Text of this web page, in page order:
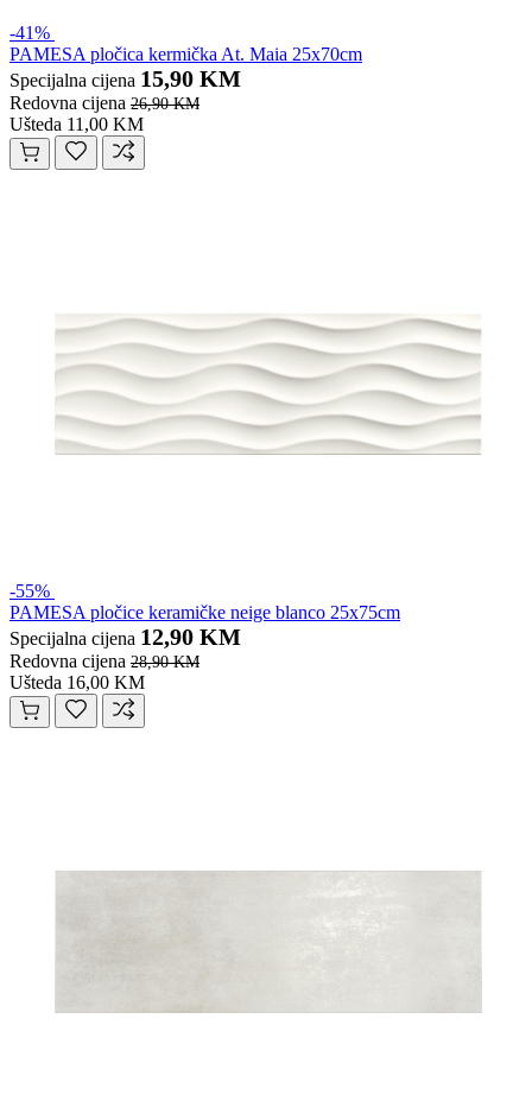
-41%
PAMESA pločica kermička At. Maia 25x70cm
Specijalna cijena 15,90 KM
Redovna cijena 26,90 KM
Ušteda 11,00 KM
-55%
PAMESA pločice keramičke neige blanco 25x75cm
Specijalna cijena 12,90 KM
Redovna cijena 28,90 KM
Ušteda 16,00 KM